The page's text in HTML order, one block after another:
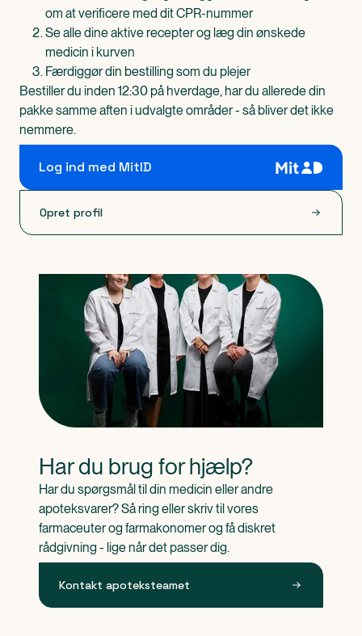
om at verificere med dit CPR-nummer
Se alle dine aktive recepter og læg din ønskede
medicin i kurven
Færdiggør din bestilling som du plejer
Bestiller du inden 12:30 på hverdage, har du allerede din
pakke samme aften i udvalgte områder - så bliver det ikke
nemmere.
Log ind med MitID
Opret profil
Har du brug for hjælp?
Har du spørgsmål til din medicin eller andre
apoteksvarer? Så ring eller skriv til vores
farmaceuter og farmakonomer og få diskret
rådgivning - lige når det passer dig.
Kontakt apoteksteamet